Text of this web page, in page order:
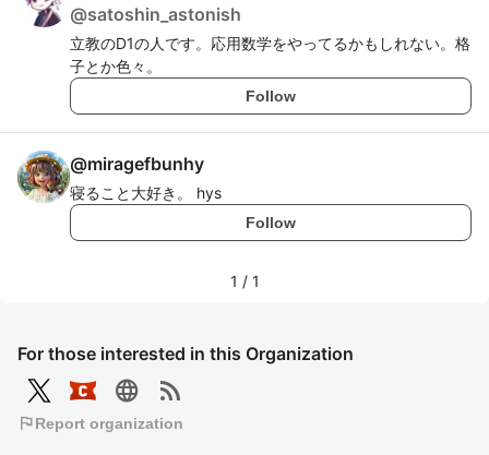
For those interested in this Organization
language rss_feed
flagReport organization
@satoshin_astonish
立教のD1の人です。応用数学をやってるかもしれない。格
子とか色々。
Follow
@miragefbunhy
寝ること大好き。 hys
Follow
1 / 1